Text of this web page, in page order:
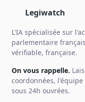
Legiwatch
L'IA spécialisée sur
parlementaire
vérifiable, française.
On vous rappelle.
coordonnées,
sous 24h ouvrées.